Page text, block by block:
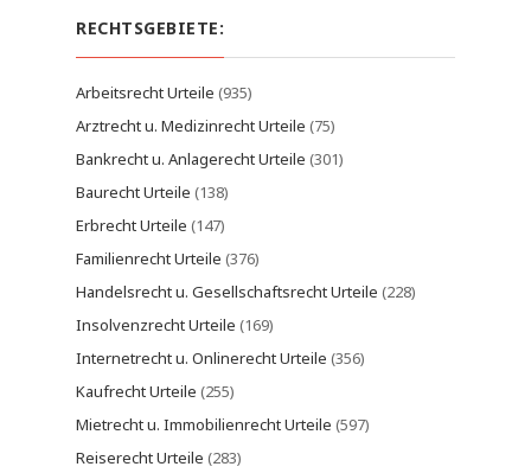
RECHTSGEBIETE:
Arbeitsrecht Urteile (935)
Arztrecht u. Medizinrecht Urteile (75)
Bankrecht u. Anlagerecht Urteile (301)
Baurecht Urteile (138)
Erbrecht Urteile (147)
Familienrecht Urteile (376)
Handelsrecht u. Gesellschaftsrecht Urteile (228)
Insolvenzrecht Urteile (169)
Internetrecht u. Onlinerecht Urteile (356)
Kaufrecht Urteile (255)
Mietrecht u. Immobilienrecht Urteile (597)
Reiserecht Urteile (283)